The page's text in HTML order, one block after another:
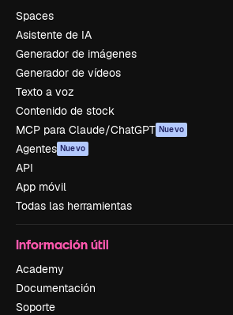
Spaces
Asistente de IA
Generador de imágenes
Generador de vídeos
Texto a voz
Contenido de stock
MCP para Claude/ChatGPT Nuevo
Agentes Nuevo
API
App móvil
Todas las herramientas
Información útil
Academy
Documentación
Soporte